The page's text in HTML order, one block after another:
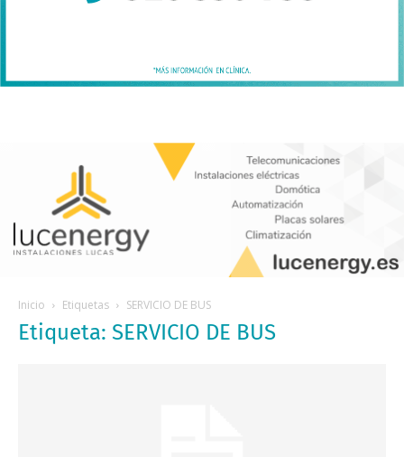
Inicio Etiquetas SERVICIO DE BUS
Etiqueta: SERVICIO DE BUS